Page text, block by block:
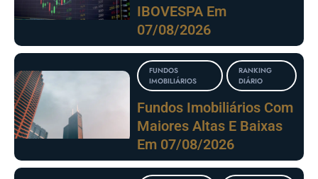
IBOVESPA Em
07/08/2026
FUNDOS
IMOBILIÁRIOS
RANKING
DIÁRIO
Fundos Imobiliários Com
Maiores Altas E Baixas
Em 07/08/2026